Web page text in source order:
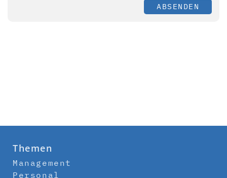
ABSENDEN
Themen
Management
Personal